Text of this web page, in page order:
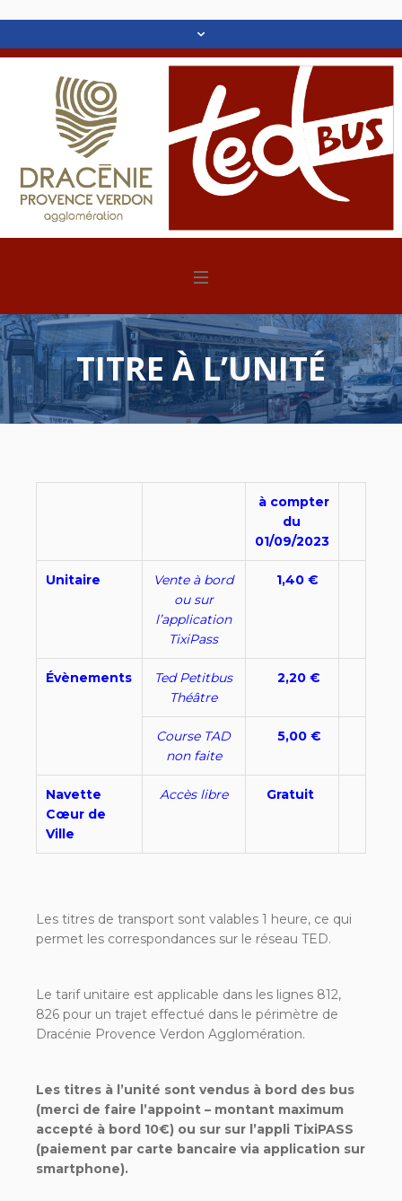
TITRE À L’UNITÉ
à compter
du
01/09/2023
Unitaire
Vente à bord
ou sur
l’application
TixiPass
1,40 €
Évènements
Ted Petitbus
Théâtre
2,20 €
Course TAD
non faite
5,00 €
Navette
Cœur de
Ville
Accès libre Gratuit
Les titres de transport sont valables 1 heure, ce qui
permet les correspondances sur le réseau TED.
Le tarif unitaire est applicable dans les lignes 812,
826 pour un trajet effectué dans le périmètre de
Dracénie Provence Verdon Agglomération.
Les titres à l’unité sont vendus à bord des bus
(merci de faire l’appoint – montant maximum
accepté à bord 10€) ou sur sur l’appli TixiPASS
(paiement par carte bancaire via application sur
smartphone).